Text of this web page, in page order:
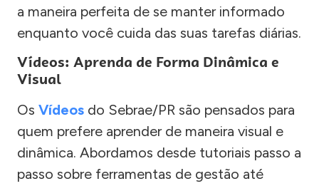
a maneira perfeita de se manter informado
enquanto você cuida das suas tarefas diárias.
Vídeos: Aprenda de Forma Dinâmica e
Visual
Os Vídeos do Sebrae/PR são pensados para
quem prefere aprender de maneira visual e
dinâmica. Abordamos desde tutoriais passo a
passo sobre ferramentas de gestão até